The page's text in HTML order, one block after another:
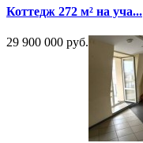
Коттедж 272 м² на уча...
29 900 000 руб.